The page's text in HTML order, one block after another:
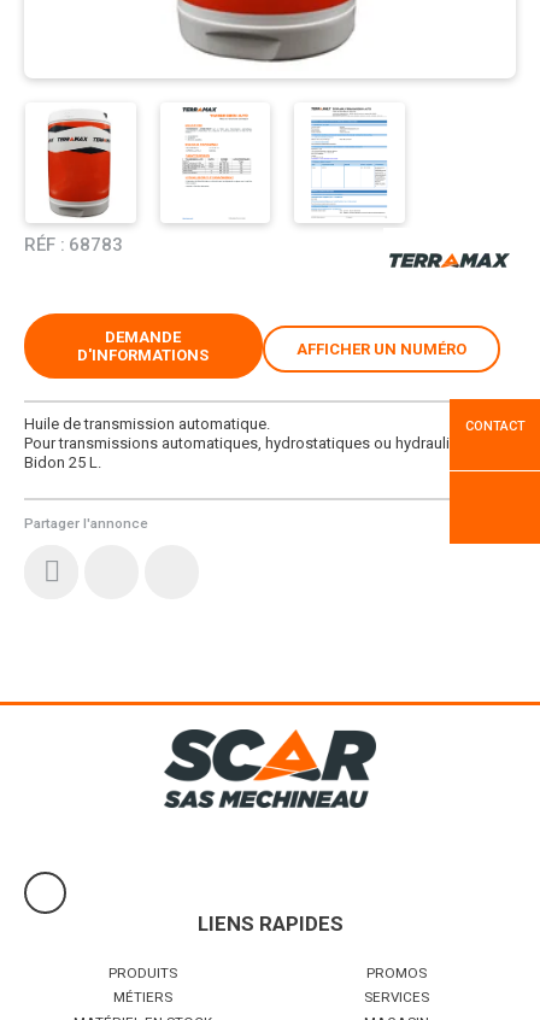
RÉF : 68783
Partager l'annonce
Huile de transmission automatique.
Pour transmissions automatiques, hydrostatiques ou hydrauliques.
Bidon 25 L.
DEMANDE
D'INFORMATIONS
AFFICHER UN NUMÉRO
CONTACT
LIENS RAPIDES
PRODUITS
PROMOS
MÉTIERS
SERVICES